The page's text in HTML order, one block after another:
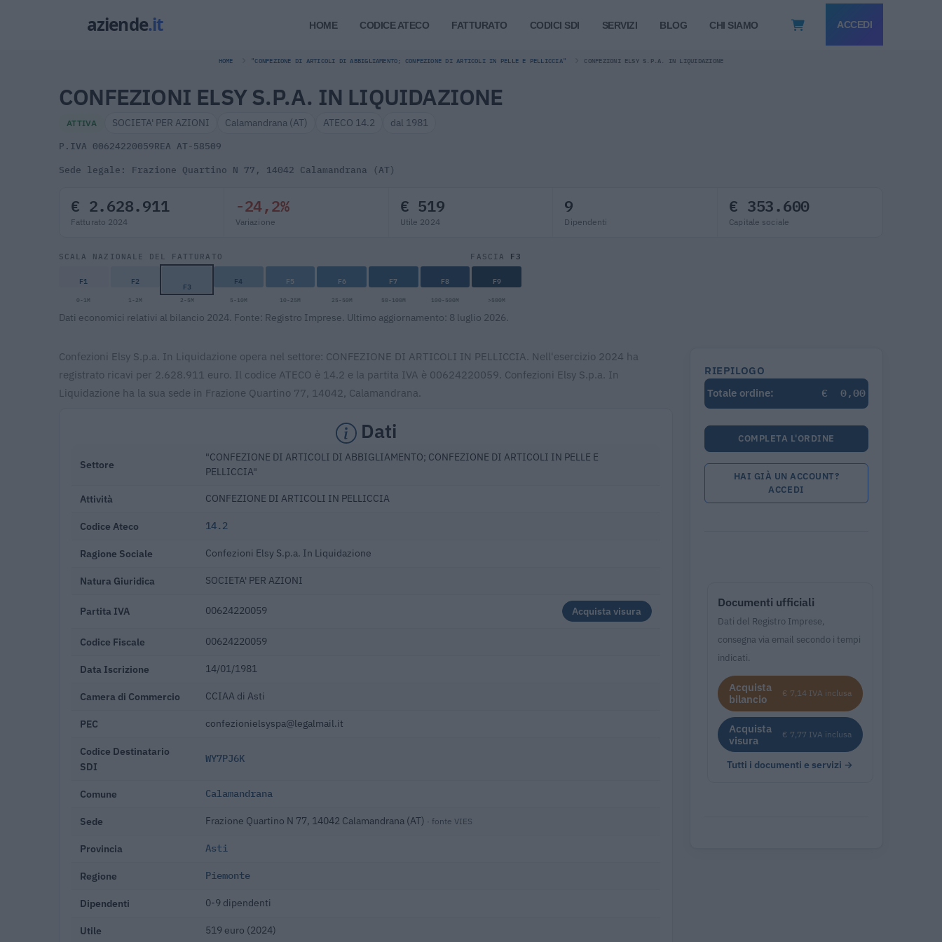
HOME CODICE ATECO FATTURATO CODICI SDI SERVIZI BLOG CHI SIAMO ACCEDI
HOME "CONFEZIONE DI ARTICOLI DI ABBIGLIAMENTO; CONFEZIONE DI ARTICOLI IN PELLE E PELLICCIA" CONFEZIONI ELSY S.P.A. IN LIQUIDAZIONE
CONFEZIONI ELSY S.P.A. IN LIQUIDAZIONE
ATTIVA SOCIETA' PER AZIONI Calamandrana (AT) ATECO 14.2 dal 1981
P.IVA 00624220059REA AT-58509
Sede legale: Frazione Quartino N 77, 14042 Calamandrana (AT)
€ 2.628.911
Fatturato 2024
-24,2%
Variazione
€ 519
Utile 2024
9
Dipendenti
€ 353.600
Capitale sociale
SCALA NAZIONALE DEL FATTURATO FASCIA F3
F1 F2 F3 F4 F5 F6 F7 F8 F9
0-1M 1-2M 2-5M 5-10M 10-25M 25-50M 50-100M 100-500M >500M
Dati economici relativi al bilancio 2024. Fonte: Registro Imprese. Ultimo aggiornamento: 8 luglio 2026.
Confezioni Elsy S.p.a. In Liquidazione opera nel settore: CONFEZIONE DI ARTICOLI IN PELLICCIA. Nell'esercizio 2024 ha
registrato ricavi per 2.628.911 euro. Il codice ATECO è 14.2 e la partita IVA è 00624220059. Confezioni Elsy S.p.a. In
Liquidazione ha la sua sede in Frazione Quartino 77, 14042, Calamandrana.
Dati
Settore
"CONFEZIONE DI ARTICOLI DI ABBIGLIAMENTO; CONFEZIONE DI ARTICOLI IN PELLE E
PELLICCIA"
Attività CONFEZIONE DI ARTICOLI IN PELLICCIA
Codice Ateco 14.2
Ragione Sociale Confezioni Elsy S.p.a. In Liquidazione
Natura Giuridica SOCIETA' PER AZIONI
Partita IVA 00624220059 Acquista visura
Codice Fiscale 00624220059
Data Iscrizione 14/01/1981
Camera di Commercio CCIAA di Asti
PEC confezionielsyspa@legalmail.it
Codice Destinatario
SDI
WY7PJ6K
Comune Calamandrana
Sede Frazione Quartino N 77, 14042 Calamandrana (AT) · fonte VIES
Provincia Asti
Regione Piemonte
Dipendenti 0-9 dipendenti
Utile 519 euro (2024)
RIEPILOGO
Totale ordine:
€ 0,00
COMPLETA L'ORDINE
HAI GIÀ UN ACCOUNT?
ACCEDI
Documenti ufficiali
Dati del Registro Imprese,
consegna via email secondo i tempi
indicati.
Acquista
bilancio
€ 7,14 IVA inclusa
Acquista
visura
€ 7,77 IVA inclusa
Tutti i documenti e servizi →